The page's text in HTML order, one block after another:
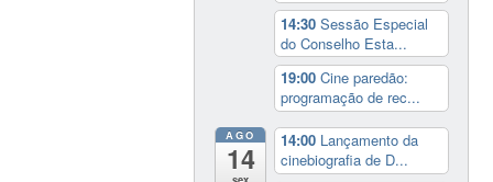
14:30Sessão Especial
do Conselho Esta...
19:00Cine paredão:
programação de rec...
AGO
14
14:00 Lançamento da
cinebiografia de D...